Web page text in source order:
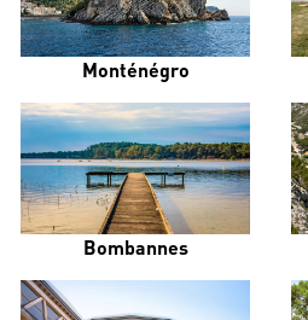
Monténégro
Bombannes